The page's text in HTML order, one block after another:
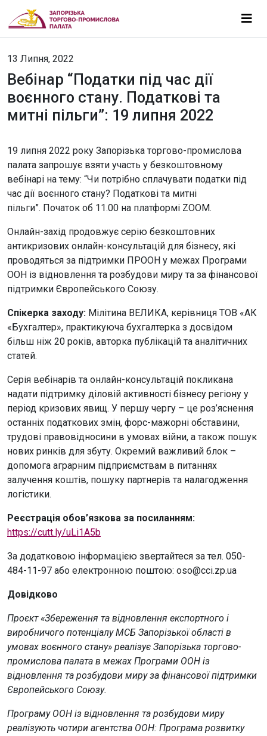
13 Липня, 2022
Вебінар “Податки під час дії
воєнного стану. Податкові та
митні пільги”: 19 липня 2022
19 липня 2022 року Запорізька торгово-промислова
палата запрошує взяти участь у безкоштовному
вебінарі на тему: “Чи потрібно сплачувати податки під
час дії воєнного стану? Податкові та митні
пільги”. Початок об 11.00 на платформі ZOOM.
Онлайн-захід продовжує серію безкоштовних
антикризових онлайн-консультацій для бізнесу, які
проводяться за підтримки ПРООН у межах Програми
ООН із відновлення та розбудови миру та за фінансової
підтримки Європейського Союзу.
Спікерка заходу: Мілітина ВЕЛИКА, керівниця ТОВ «АК
«Бухгалтер», практикуюча бухгалтерка з досвідом
більш ніж 20 років, авторка публікацій та аналітичних
статей.
Серія вебінарів та онлайн-консультацій покликана
надати підтримку діловій активності бізнесу регіону у
період кризових явищ. У першу чергу – це роз’яснення
останніх податкових змін, форс-мажорні обставини,
трудові правовідносини в умовах війни, а також пошук
нових ринків для збуту. Окремий важливий блок –
допомога аграрним підприємствам в питаннях
залучення коштів, пошуку партнерів та налагодження
логістики.
Реєстрація обов’язкова за посиланням:
https://cutt.ly/uLi1A5b
За додатковою інформацією звертайтеся за тел. 050-
484-11-97 або електронною поштою: oso@cci.zp.ua
Довідково
Проєкт «Збереження та відновлення експортного і
виробничого потенціалу МСБ Запорізької області в
умовах воєнного стану» реалізує Запорізька торгово-
промислова палата в межах Програми ООН із
відновлення та розбудови миру за фінансової підтримки
Європейського Союзу.
Програму ООН із відновлення та розбудови миру
реалізують чотири агентства ООН: Програма розвитку